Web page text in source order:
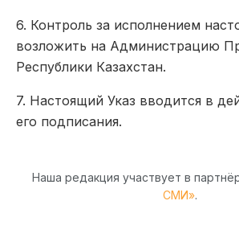
6. Контроль за исполнением
возложить на Администрацию
Республики Казахстан.
7. Настоящий Указ вводится в
его подписания.
Наша редакция участвует в
СМИ».